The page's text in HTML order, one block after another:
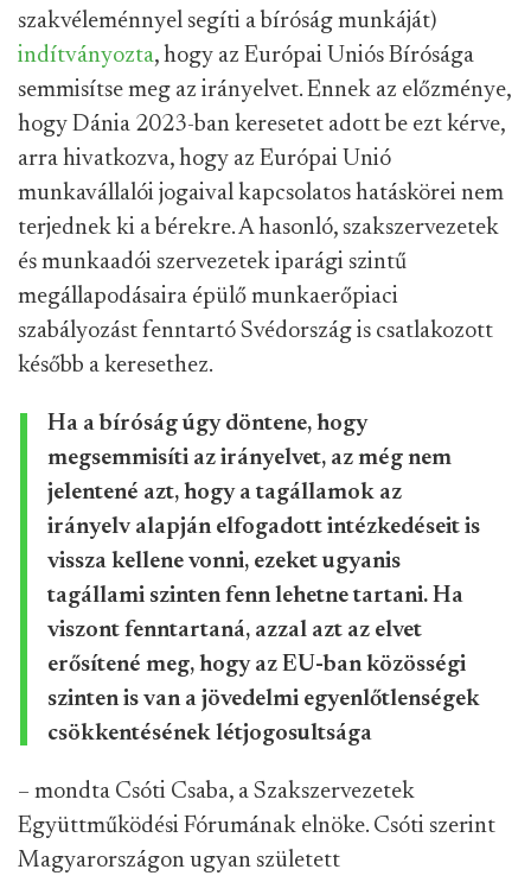
szakvéleménnyel segíti a bíróság munkáját)
indítványozta, hogy az Európai Uniós Bírósága
semmisítse meg az irányelvet. Ennek az előzménye,
hogy Dánia 2023-ban keresetet adott be ezt kérve,
arra hivatkozva, hogy az Európai Unió
munkavállalói jogaival kapcsolatos hatáskörei nem
terjednek ki a bérekre. A hasonló, szakszervezetek
és munkaadói szervezetek iparági szintű
megállapodásaira épülő munkaerőpiaci
szabályozást fenntartó Svédország is csatlakozott
később a keresethez.
Ha a bíróság úgy döntene, hogy
megsemmisíti az irányelvet, az még nem
jelentené azt, hogy a tagállamok az
irányelv alapján elfogadott intézkedéseit is
vissza kellene vonni, ezeket ugyanis
tagállami szinten fenn lehetne tartani. Ha
viszont fenntartaná, azzal azt az elvet
erősítené meg, hogy az EU-ban közösségi
szinten is van a jövedelmi egyenlőtlenségek
csökkentésének létjogosultsága
– mondta Csóti Csaba, a Szakszervezetek
Együttműködési Fórumának elnöke. Csóti szerint
Magyarországon ugyan született